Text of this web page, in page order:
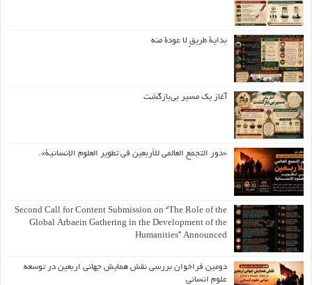
بداية طريقٍ لا عودة منه
آغاز یک مسیر بی‌بازگشت
«دور التجمع العالمي للأربعين في تطوير العلوم الإنسانية».
Second Call for Content Submission on “The Role of the
Global Arbaein Gathering in the Development of the
Humanities” Announced
دومین فراخوان بررسی نقش همایش جهانی اربعین در توسعه
علوم انسانی